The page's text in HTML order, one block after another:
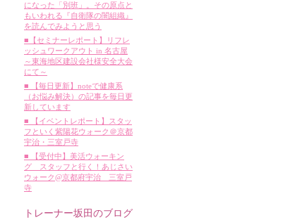
になった「別班」。その原点と
もいわれる『自衛隊の闇組織』
を読んでみようと思う
■【セミナーレポート】リフレ
ッシュワークアウト in 名古屋
～東海地区建設会社様安全大会
にて～
■ 【毎日更新】noteで健康系
（お悩み解決）の記事を毎日更
新しています
■ 【イベントレポート】スタッ
フといく紫陽花ウォーク＠京都
宇治・三室戸寺
■ 【受付中】美活ウォーキン
グ スタッフと行く！あじさい
ウォーク@京都府宇治 三室戸
寺
トレーナー坂田のブログ